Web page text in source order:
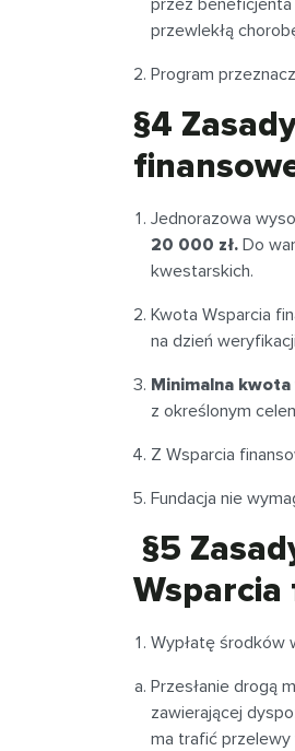
przez beneficjenta
przewlekłą
Program
§4
Jednorazowa
20 000 zł. Do
kwestarskich.
Kwota Wsparcia
na dzień
Minimalna
z określonym
Z Wsparcia
Fundacja nie
§5
Wypłatę środków
Przesłanie drogą
zawierającej
ma trafić przelewy